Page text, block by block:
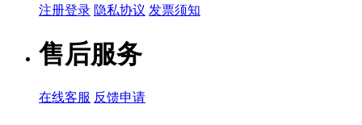
注册登录 隐私协议 发票须知
售后服务
在线客服 反馈申请